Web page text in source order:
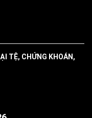
TỆ, CHỨNG KHOÁN,